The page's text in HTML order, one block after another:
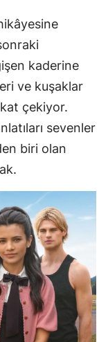
kaderine
ve kuşaklar
çekiyor.
sevenler
biri olan